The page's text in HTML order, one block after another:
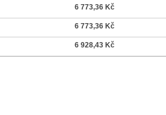
6 773,36 Kč
6 773,36 Kč
6 928,43 Kč